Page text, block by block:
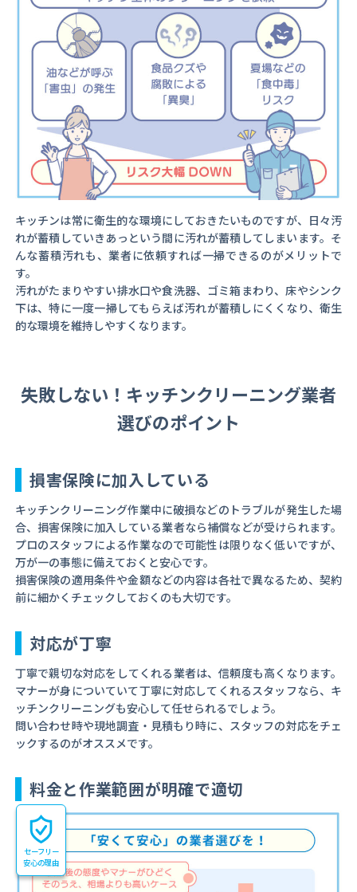
キッチンは常に衛生的な環境にしておきたいものですが、日々汚
れが蓄積していきあっという間に汚れが蓄積してしまいます。そ
んな蓄積汚れも、業者に依頼すれば一掃できるのがメリットで
す。
汚れがたまりやすい排水口や食洗器、ゴミ箱まわり、床やシンク
下は、特に一度一掃してもらえば汚れが蓄積しにくくなり、衛生
的な環境を維持しやすくなります。
失敗しない！キッチンクリーニング業者
選びのポイント
損害保険に加入している
キッチンクリーニング作業中に破損などのトラブルが発生した場
合、損害保険に加入している業者なら補償などが受けられます。
プロのスタッフによる作業なので可能性は限りなく低いですが、
万が一の事態に備えておくと安心です。
損害保険の適用条件や金額などの内容は各社で異なるため、契約
前に細かくチェックしておくのも大切です。
対応が丁寧
丁寧で親切な対応をしてくれる業者は、信頼度も高くなります。
マナーが身についていて丁寧に対応してくれるスタッフなら、キ
ッチンクリーニングも安心して任せられるでしょう。
問い合わせ時や現地調査・見積もり時に、スタッフの対応をチェ
ックするのがオススメです。
料金と作業範囲が明確で適切
セーフリー
安心の理由